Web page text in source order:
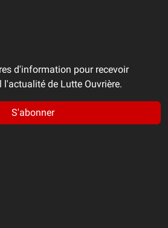
d'information pour recevoir
de Lutte Ouvrière.
S'abonner